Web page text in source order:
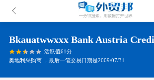
Bkauatwwxxx Bank Austria
活跃值61分
奥地利采购商 ，最后一笔交易日期是2009/07/31